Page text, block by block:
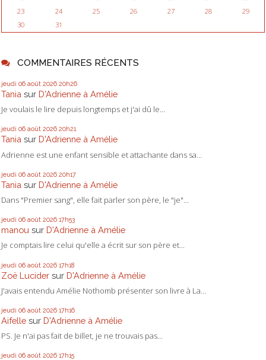
23
24 25 26 27 28
29
30
31
COMMENTAIRES RÉCENTS
jeudi 06 août 2026 20h26
Tania sur D'Adrienne à Amélie
Je voulais le lire depuis longtemps et j'ai dû le...
jeudi 06 août 2026 20h21
Tania sur D'Adrienne à Amélie
Adrienne est une enfant sensible et attachante dans sa...
jeudi 06 août 2026 20h17
Tania sur D'Adrienne à Amélie
Dans "Premier sang", elle fait parler son père, le "je"...
jeudi 06 août 2026 17h53
manou sur D'Adrienne à Amélie
Je comptais lire celui qu'elle a écrit sur son père et...
jeudi 06 août 2026 17h18
Zoë Lucider sur D'Adrienne à Amélie
J'avais entendu Amélie Nothomb présenter son livre à La...
jeudi 06 août 2026 17h16
Aifelle sur D'Adrienne à Amélie
PS. Je n'ai pas fait de billet, je ne trouvais pas...
jeudi 06 août 2026 17h15